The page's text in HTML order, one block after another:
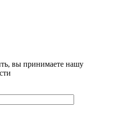
вы принимаете нашу